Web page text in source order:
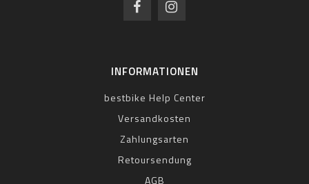
INFORMATIONEN
bestbike Help Center
Versandkosten
Zahlungsarten
Retoursendung
AGB